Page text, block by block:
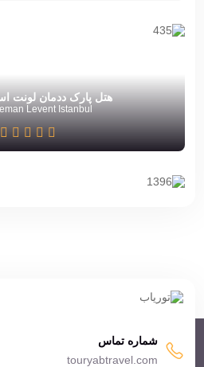
هتل پارک ددمان لونت
Levent Istanbul
شماره تماس
touryabtravel.com